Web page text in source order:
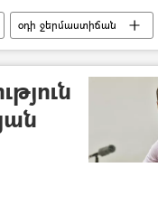
օդի ջերմաստիճան